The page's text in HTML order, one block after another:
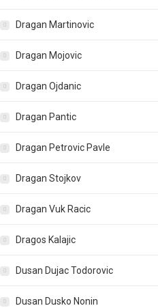
Dragan Martinovic
Dragan Mojovic
Dragan Ojdanic
Dragan Pantic
Dragan Petrovic Pavle
Dragan Stojkov
Dragan Vuk Racic
Dragos Kalajic
Dusan Dujac Todorovic
Dusan Dusko Nonin